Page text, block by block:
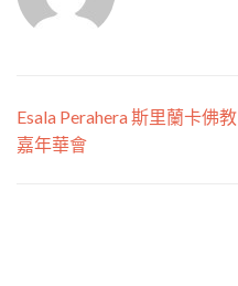
Esala Perahera 斯里蘭卡佛教
嘉年華會